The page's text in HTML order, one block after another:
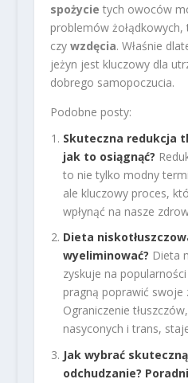
spożycie tych owoców
problemów żołądkowych,
czy wzdęcia. Właśnie
jeżyn jest kluczowy dla
dobrego samopoczucia.
Podobne posty:
Skuteczna redukcja
jak to osiągnąć?
to nie tylko modny
ale kluczowy proces,
wpłynąć na nasze
Dieta
wyeliminować? Dieta
zyskuje na
pragną poprawić swoje
Ograniczenie
nasyconych i trans,
Jak wybrać
odchudzanie?